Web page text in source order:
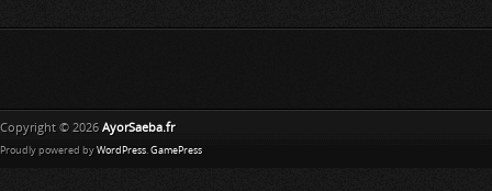
Copyright © 2026 AyorSaeba.fr
Proudly powered by WordPress. GamePress